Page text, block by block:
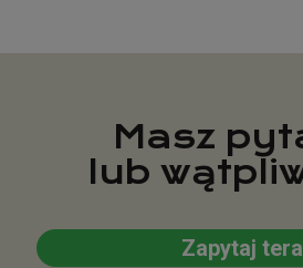
Masz
lub
Zapytaj